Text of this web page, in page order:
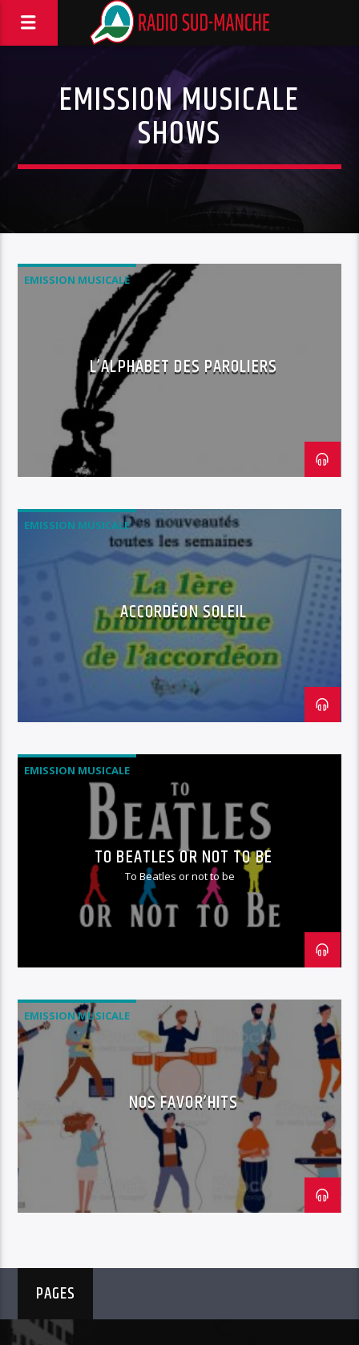
EMISSION MUSICALE
SHOWS
EMISSION MUSICALE
L’ALPHABET DES PAROLIERS
EMISSION MUSICALE
ACCORDÉON SOLEIL
EMISSION MUSICALE
TO BEATLES OR NOT TO BE
To Beatles or not to be
EMISSION MUSICALE
NOS FAVOR’HITS
PAGES